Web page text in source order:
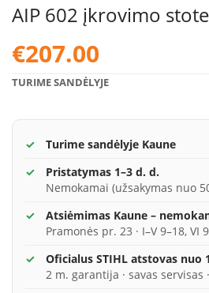
AIP 602 įkrovimo
€207.00
TURIME SANDĖLYJE
Turime sandėlyje Kaune
Pristatymas 1–3 d. d.
Nemokamai (užsakymas nuo
Atsiėmimas Kaune –
Pramonės pr. 23 · I–V 9–18, VI
Oficialus STIHL atstovas nuo
2 m. garantija · savas servisas